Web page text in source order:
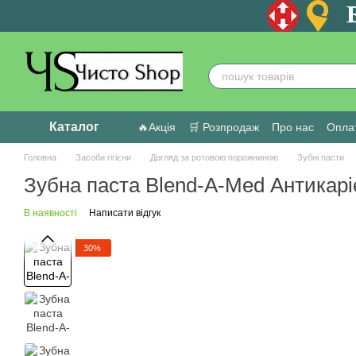
Каталог 🔥Акція 🛒 Розпродаж Про нас
Головна Засоби гігієни Догляд за ротовою порожниною Зубні пасти
Зубна паста Blend-A-Med
В наявності Написати відгук
30%